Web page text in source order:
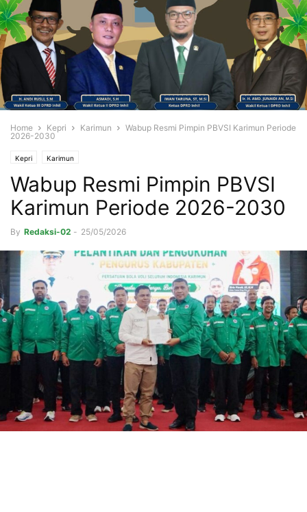
Home Kepri Karimun
Wabup Resmi Pimpin PBVSI Karimun Periode
2026-2030
Kepri Karimun
Wabup Resmi Pimpin PBVSI
Karimun Periode 2026-2030
By Redaksi-02 - 25/05/2026